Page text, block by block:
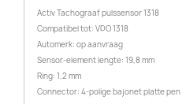
Activ Tachograaf pulssensor 1318
Compatibel tot: VDO 1318
Automerk: op aanvraag
Sensor-element lengte: 19,8 mm
Ring: 1,2 mm
Connector: 4-polige bajonet platte pen